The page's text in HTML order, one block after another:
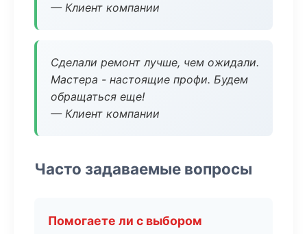
— Клиент компании
Сделали ремонт лучше, чем ожидали.
Мастера - настоящие профи. Будем
обращаться еще!
— Клиент компании
Часто задаваемые вопросы
Помогаете ли с выбором